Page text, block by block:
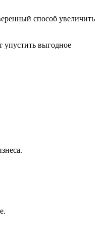
способ увеличить
упустить выгодное